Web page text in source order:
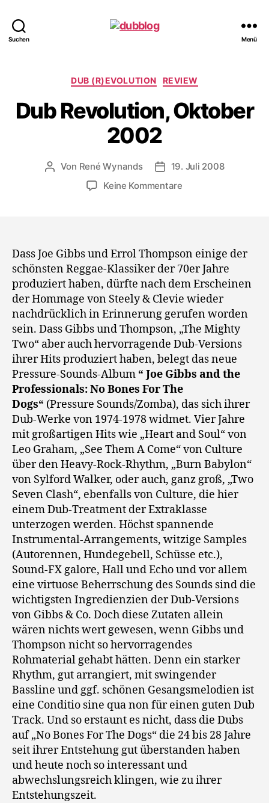
Suchen Menü
Kategorien
DUB (R)EVOLUTION REVIEW
Dub Revolution, Oktober
2002
Beitragsautor
Von René Wynands Veröffentlichungsdatum
19. Juli 2008
Keine Kommentarezu
Dass Joe Gibbs und Errol Thompson einige der
schönsten Reggae-Klassiker der 70er Jahre
produziert haben, dürfte nach dem Erscheinen
der Hommage von Steely & Clevie wieder
nachdrücklich in Erinnerung gerufen worden
sein. Dass Gibbs und Thompson, „The Mighty
Two“ aber auch hervorragende Dub-Versions
ihrer Hits produziert haben, belegt das neue
Pressure-Sounds-Album “ Joe Gibbs and the
Professionals: No Bones For The
Dogs“ (Pressure Sounds/Zomba), das sich ihrer
Dub-Werke von 1974-1978 widmet. Vier Jahre
mit großartigen Hits wie „Heart and Soul“ von
Leo Graham, „See Them A Come“ von Culture
über den Heavy-Rock-Rhythm, „Burn Babylon“
von Sylford Walker, oder auch, ganz groß, „Two
Seven Clash“, ebenfalls von Culture, die hier
einem Dub-Treatment der Extraklasse
unterzogen werden. Höchst spannende
Instrumental-Arrangements, witzige Samples
(Autorennen, Hundegebell, Schüsse etc.),
Sound-FX galore, Hall und Echo und vor allem
eine virtuose Beherrschung des Sounds sind die
wichtigsten Ingredienzien der Dub-Versions
von Gibbs & Co. Doch diese Zutaten allein
wären nichts wert gewesen, wenn Gibbs und
Thompson nicht so hervorragendes
Rohmaterial gehabt hätten. Denn ein starker
Rhythm, gut arrangiert, mit swingender
Bassline und ggf. schönen Gesangsmelodien ist
eine Conditio sine qua non für einen guten Dub
Track. Und so erstaunt es nicht, dass die Dubs
auf „No Bones For The Dogs“ die 24 bis 28 Jahre
seit ihrer Entstehung gut überstanden haben
und heute noch so interessant und
abwechslungsreich klingen, wie zu ihrer
Entstehungszeit.